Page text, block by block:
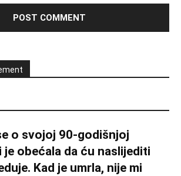
o svojoj 90-godišnjoj
je obećala da ću naslijediti
Kad je umrla, nije mi